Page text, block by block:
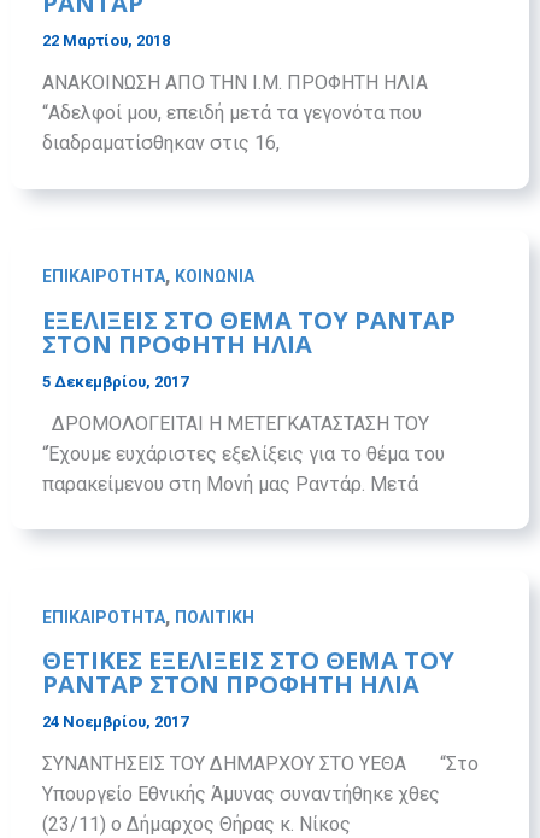
22 Μαρτίου, 2018
ΑΝΑΚΟΙΝΩΣΗ ΑΠΟ ΤΗΝ Ι.Μ. ΠΡΟΦΗΤΗ ΗΛΙΑ
“Αδελφοί μου, επειδή μετά τα γεγονότα που
διαδραματίσθηκαν στις 16,
ΕΠΙΚΑΙΡΟΤΗΤΑ, ΚΟΙΝΩΝΙΑ
ΕΞΕΛΙΞΕΙΣ ΣΤΟ ΘΕΜΑ ΤΟΥ ΡΑΝΤΑΡ
ΣΤΟΝ ΠΡΟΦΗΤΗ ΗΛΙΑ
5 Δεκεμβρίου, 2017
ΔΡΟΜΟΛΟΓΕΙΤΑΙ Η ΜΕΤΕΓΚΑΤΑΣΤΑΣΗ ΤΟΥ
“Έχουμε ευχάριστες εξελίξεις για το θέμα του
παρακείμενου στη Μονή μας Ραντάρ. Μετά
ΕΠΙΚΑΙΡΟΤΗΤΑ, ΠΟΛΙΤΙΚΗ
ΘΕΤΙΚΕΣ ΕΞΕΛΙΞΕΙΣ ΣΤΟ ΘΕΜΑ ΤΟΥ
ΡΑΝΤΑΡ ΣΤΟΝ ΠΡΟΦΗΤΗ ΗΛΙΑ
24 Νοεμβρίου, 2017
ΣΥΝΑΝΤΗΣΕΙΣ ΤΟΥ ΔΗΜΑΡΧΟΥ ΣΤΟ ΥΕΘΑ “Στο
Υπουργείο Εθνικής Άμυνας συναντήθηκε χθες
(23/11) ο Δήμαρχος Θήρας κ. Νίκος